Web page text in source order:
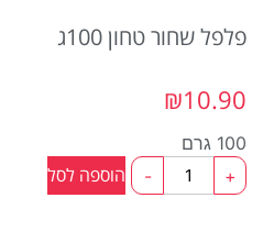
פלפל שחור טחון 100ג
₪10.90
100 גרם
-
כמות
פלפל
+ הוספה לסל